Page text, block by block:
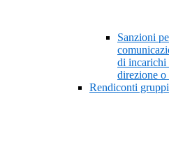
Sanzioni
di incarichi
direzione
Rendiconti